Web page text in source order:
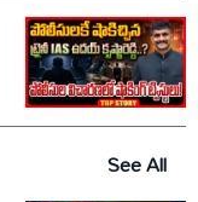
See All